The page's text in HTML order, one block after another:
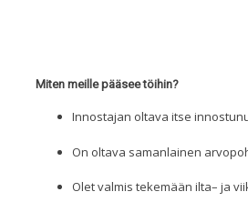
Miten meille pääsee töihin?
Innostajan oltava itse
On oltava samanlainen
Olet valmis tekemään ilta– ja